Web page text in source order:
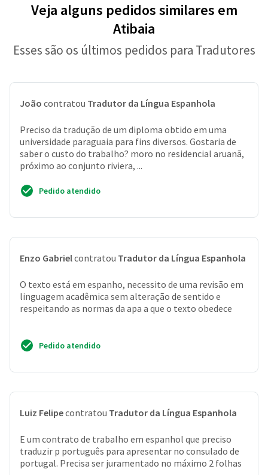
Veja alguns pedidos similares em
Atibaia
Esses são os últimos pedidos para Tradutores
João contratou Tradutor da Língua Espanhola
Preciso da tradução de um diploma obtido em uma
universidade paraguaia para fins diversos. Gostaria de
saber o custo do trabalho? moro no residencial aruanã,
próximo ao conjunto riviera, ...
Pedido atendido
Enzo Gabrielcontratou Tradutor da Língua Espanhola
O texto está em espanho, necessito de uma revisão em
linguagem acadêmica sem alteração de sentido e
respeitando as normas da apa a que o texto obedece
Pedido atendido
Luiz Felipecontratou Tradutor da Língua Espanhola
E um contrato de trabalho em espanhol que preciso
traduzir p português para apresentar no consulado de
portugal. Precisa ser juramentado no máximo 2 folhas